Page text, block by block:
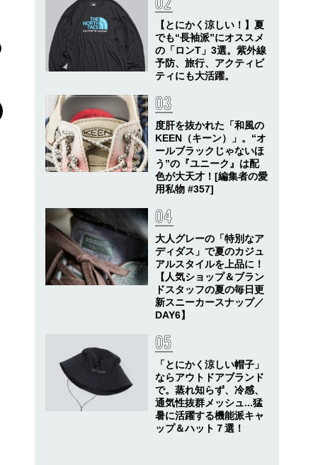
【とにかく涼しい！】夏
でも“長袖派”にオススメ
の「ロンT」3選。紫外線
予防、旅行、アクティビ
ティにも大活躍。
度肝を抜かれた「和風の
KEEN（キーン）」。“オ
ールブラックじゃないほ
う”の『ユニーク』は配
色が大天才！[編集者の愛
用私物 #357]
大人グレーの「特別なア
ディダス」で夏のカジュ
アルスタイルを上品に！
【人気ショップ＆ブラン
ドスタッフの夏の毎日更
新スニーカースナップ／
DAY6】
「とにかく涼しい帽子」
ならアウトドアブランド
で。蒸れ知らず、冷感、
通気性抜群メッシュ...猛
暑に活躍する機能派キャ
ップ＆ハット７選！